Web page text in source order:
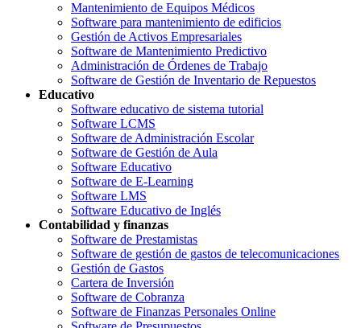
Mantenimiento de Equipos Médicos
Software para mantenimiento de edificios
Gestión de Activos Empresariales
Software de Mantenimiento Predictivo
Administración de Órdenes de Trabajo
Software de Gestión de Inventario de Repuestos
Educativo
Software educativo de sistema tutorial
Software LCMS
Software de Administración Escolar
Software de Gestión de Aula
Software Educativo
Software de E-Learning
Software LMS
Software Educativo de Inglés
Contabilidad y finanzas
Software de Prestamistas
Software de gestión de gastos de telecomunicaciones
Gestión de Gastos
Cartera de Inversión
Software de Cobranza
Software de Finanzas Personales Online